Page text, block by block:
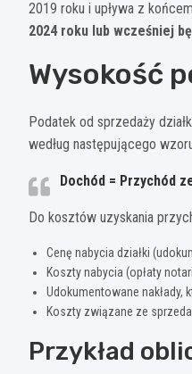
2019 roku i upływa z
2024 roku lub wcześniej
Wysokość
Podatek od sprzedaży
według następującego
Dochód = Przychód
Do kosztów uzyskania
Cenę nabycia działki
Koszty nabycia (opłaty
Udokumentowane nakłady,
Koszty związane ze
Przykład